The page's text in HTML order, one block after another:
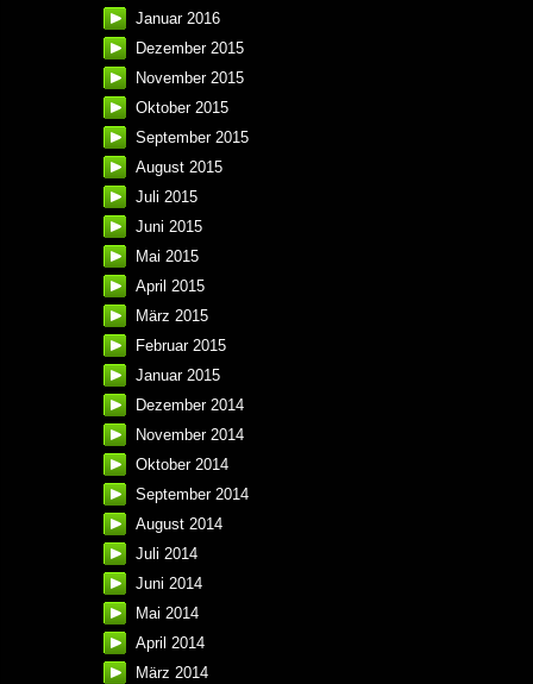
Januar 2016
Dezember 2015
November 2015
Oktober 2015
September 2015
August 2015
Juli 2015
Juni 2015
Mai 2015
April 2015
März 2015
Februar 2015
Januar 2015
Dezember 2014
November 2014
Oktober 2014
September 2014
August 2014
Juli 2014
Juni 2014
Mai 2014
April 2014
März 2014